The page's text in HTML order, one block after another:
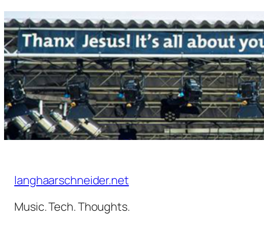
Zum
Inhalt
springen
langhaarschneider.net
Music. Tech. Thoughts.